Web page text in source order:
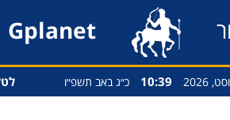
Gplanet
10:39 כ״ג באב תשפ״ו